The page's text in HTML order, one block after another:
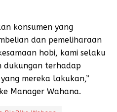
konsumen yang
dan pemeliharaan
hobi, kami selaku
dukungan terhadap
mereka lakukan,”
Manager Wahana.